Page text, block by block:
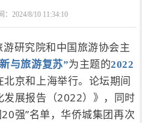
：2024/8/10 11:34:10
研究院和中国旅游协会主
与旅游复苏”为主题的2022
北京和上海举行。论坛期间
发展报告（2022）》，同时
强”名单，华侨城集团再次